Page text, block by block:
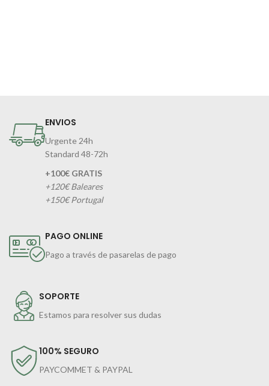
ENVIOS
Urgente 24h
Standard 48-72h
+100€ GRATIS
+120€ Baleares
+150€ Portugal
PAGO ONLINE
Pago a través de pasarelas de pago
SOPORTE
Estamos para resolver sus dudas
100% SEGURO
PAYCOMMET & PAYPAL